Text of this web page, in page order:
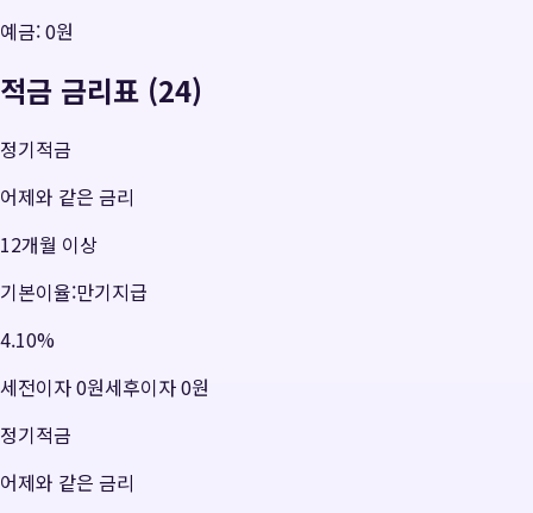
예금:0원
적금 금리표 (24)
정기적금
어제와 같은 금리
12개월 이상
기본이율:만기지급
4.10%
세전이자0원세후이자0원
정기적금
어제와 같은 금리